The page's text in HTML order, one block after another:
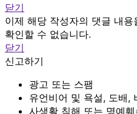
닫기
이제 해당 작성자의 댓글 내용
확인할 수 없습니다.
닫기
신고하기
광고 또는 스팸
유언비어 및 욕설, 도배,
사생활 침해 또는 명예훼